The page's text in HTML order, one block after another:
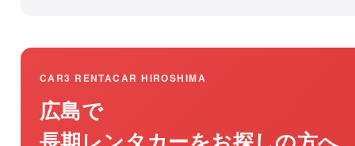
CAR3 RENTACAR HIROSHIMA
広島で